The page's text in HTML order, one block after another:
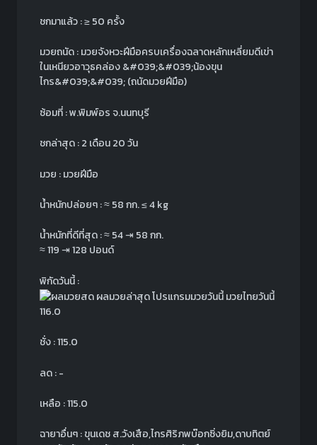
ชกมาแล้ว : ≥ 50 ครั้ง
มวยถนัด : มวยจังหวะฝีมือครบเครื่องฉลาดหลักเหลี่ยมดีเข่า
ในเหนียวอาวุธคล่อง &#039;&#039;น้องขุน
ไกร&#039;&#039; (ถนัดมวยฝีมือ)
ซ้อมที่ : พ.พิมพ์อร จ.นนทบุรี
ชกล่าสุด : 2 เดือน 20 วัน
มวย : มวยฝีมือ
น้ำหนักปล่อยๆ :≈58 กก.≤ 4 kg
น้ำหนักที่ดีที่สุด :≈54 ⇥ 58 กก.
≈119 ⇥ 128 ปอนด์
พิกัดวันนี้ :
116.0
ชั่ง : 115.0
ลด : -
เหลือ : 115.0
ฉายาอื่นๆ : ขุนเดช ส.วังเสือ,ไกรศิริภพบ๊อกซิ่งยิม,ดาบทิตย์